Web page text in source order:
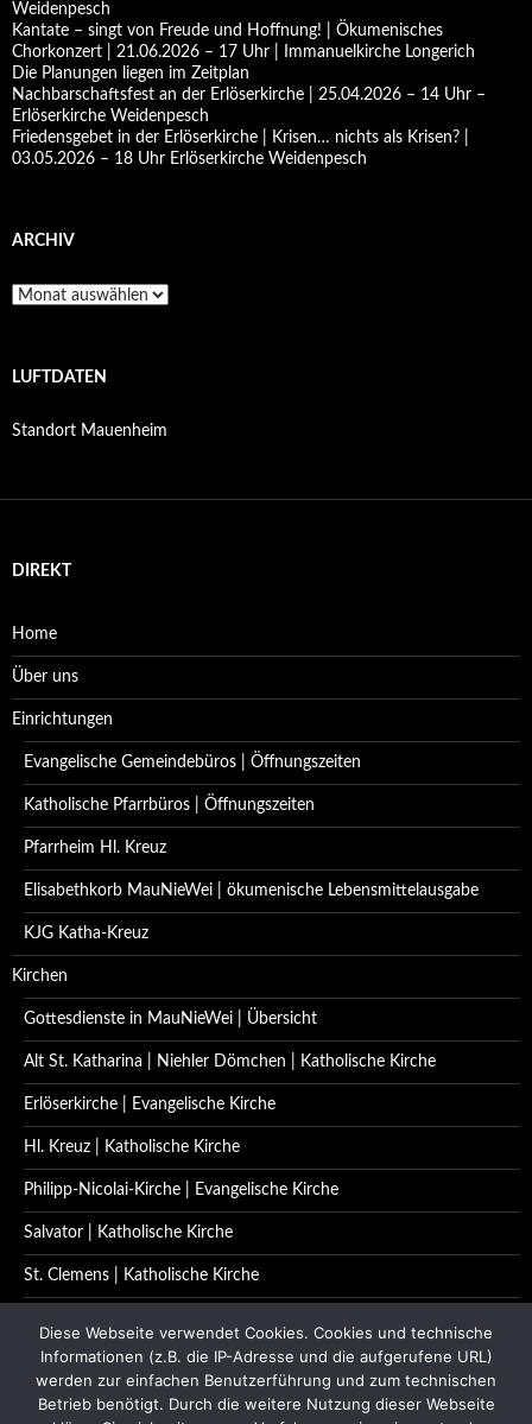
Weidenpesch
Kantate – singt von Freude und Hoffnung! | Ökumenisches
Chorkonzert | 21.06.2026 – 17 Uhr | Immanuelkirche Longerich
Die Planungen liegen im Zeitplan
Nachbarschaftsfest an der Erlöserkirche | 25.04.2026 – 14 Uhr –
Erlöserkirche Weidenpesch
Friedensgebet in der Erlöserkirche | Krisen… nichts als Krisen? |
03.05.2026 – 18 Uhr Erlöserkirche Weidenpesch
ARCHIV
Archiv
LUFTDATEN
Standort Mauenheim
DIREKT
Home
Über uns
Einrichtungen
Evangelische Gemeindebüros | Öffnungszeiten
Katholische Pfarrbüros | Öffnungszeiten
Pfarrheim Hl. Kreuz
Elisabethkorb MauNieWei | ökumenische Lebensmittelausgabe
KJG Katha-Kreuz
Kirchen
Gottesdienste in MauNieWei | Übersicht
Alt St. Katharina | Niehler Dömchen | Katholische Kirche
Erlöserkirche | Evangelische Kirche
Hl. Kreuz | Katholische Kirche
Philipp-Nicolai-Kirche | Evangelische Kirche
Salvator | Katholische Kirche
St. Clemens | Katholische Kirche
St. Quirinus | Katholische Kirche
Impressum | Datenschutzerklärung
Diese Webseite verwendet Cookies. Cookies und technische
Informationen (z.B. die IP-Adresse und die aufgerufene URL)
werden zur einfachen Benutzerführung und zum technischen
Betrieb benötigt. Durch die weitere Nutzung dieser Webseite